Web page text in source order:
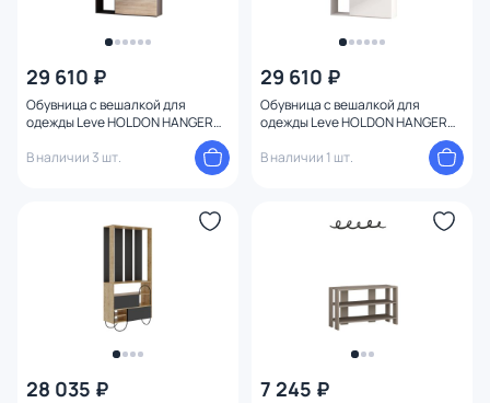
29 610 ₽
Обувница с вешалкой для
одежды Leve HOLDON HANGER
В наличии 3 шт.
29 610 ₽
Обувница с вешалкой для
одежды Leve HOLDON HANGER
В наличии 1 шт.
28 035 ₽ 7 245 ₽